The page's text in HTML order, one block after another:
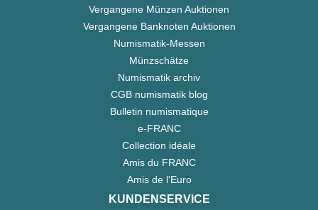
Vergangene Münzen Auktionen
Vergangene Banknoten Auktionen
Numismatik-Messen
Münzschätze
Numismatik archiv
CGB numismatik blog
Bulletin numismatique
e-FRANC
Collection idéale
Amis du FRANC
Amis de l'Euro
KUNDENSERVICE